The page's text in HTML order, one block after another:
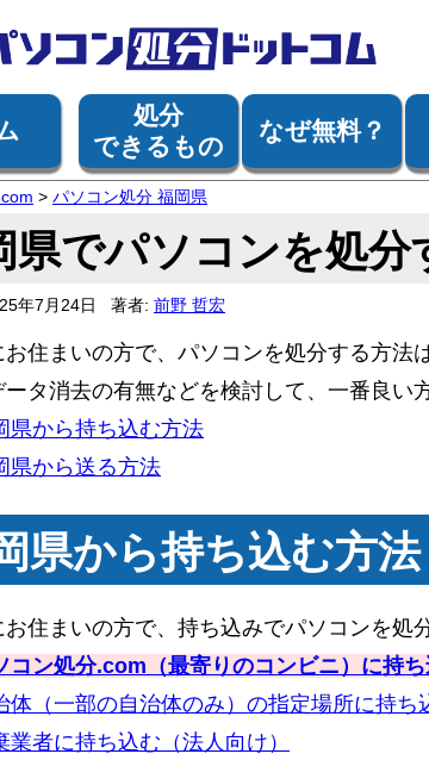
処分
できるもの
なぜ無料？
> パソコン処分 福岡県
県でパソコンを処分
年7月24日 著者: 前野 哲宏
住まいの方で、パソコンを処分する方法
タ消去の有無などを検討して、一番良い
県から持ち込む方法
県から送る方法
県から持ち込む方法
住まいの方で、持ち込みでパソコンを処
コン処分.com（最寄りのコンビニ）に持
体（一部の自治体のみ）の指定場所に持ち
業者に持ち込む（法人向け）